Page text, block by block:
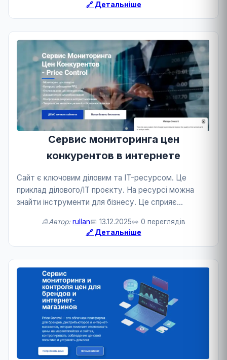
🔗 Детальніше
Сервис мониторинга цен
конкурентов в интернете
Сайт є ключовим діловим та IT-ресурсом. Це
приклад ділового/IT проєкту. На ресурсі можна
знайти інструменти для бізнесу. Це сприяє
🙎Автор: rullan📅 13.12.2025👀 0 переглядів
🔗 Детальніше